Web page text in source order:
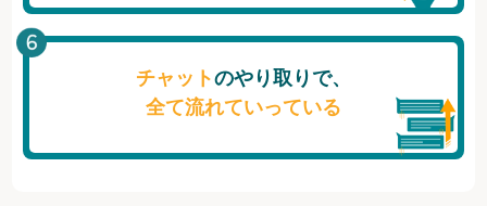
チャットのやり取りで、
全て流れていっている